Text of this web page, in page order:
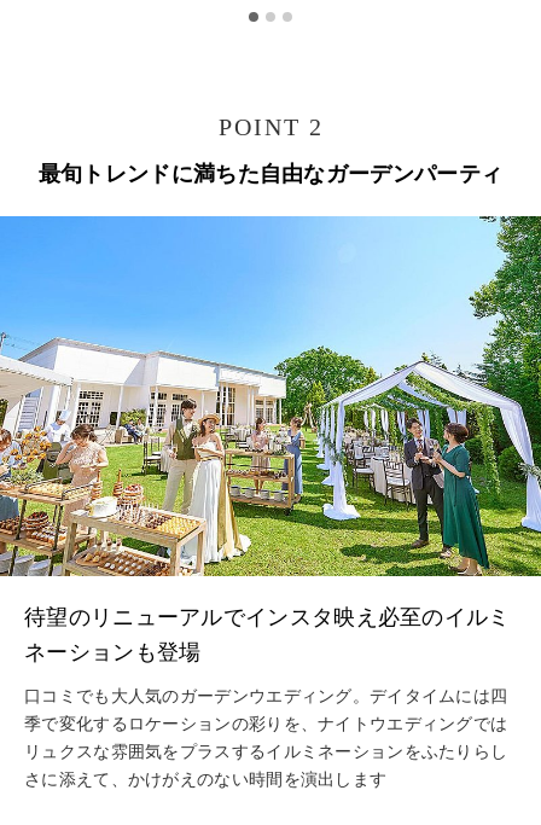
POINT 2
最旬トレンドに満ちた自由なガーデンパーティ
待望のリニューアルでインスタ映え必至のイルミ
ネーションも登場
口コミでも大人気のガーデンウエディング。デイタイムには四
季で変化するロケーションの彩りを、ナイトウエディングでは
リュクスな雰囲気をプラスするイルミネーションをふたりらし
さに添えて、かけがえのない時間を演出します